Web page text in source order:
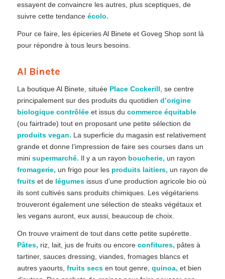
essayent de convaincre les autres, plus sceptiques, de
suivre cette tendance écolo.
Pour ce faire, les épiceries Al Binete et Goveg Shop sont là
pour répondre à tous leurs besoins.
Al Binete
La boutique Al Binete, située Place Cockerill , se centre
principalement sur des produits du quotidien d’origine
biologique contrôléeet issus du commerce équitable
(ou fairtrade) tout en proposant une petite sélection de
produits vegan. La superficie du magasin est relativement
grande et donne l’impression de faire ses courses dans un
mini supermarché. Il y a un rayon boucherie, un rayon
fromagerie, un frigo pour les produits laitiers, un rayon de
fruitset de légumesissus d’une production agricole bio où
ils sont cultivés sans produits chimiques. Les végétariens
trouveront également une sélection de steaks végétaux et
les vegans auront, eux aussi, beaucoup de choix.
On trouve vraiment de tout dans cette petite supérette.
Pâtes, riz, lait, jus de fruits ou encore confitures, pâtes à
tartiner, sauces dressing, viandes, fromages blancs et
autres yaourts, fruits secsen tout genre, quinoa, et bien